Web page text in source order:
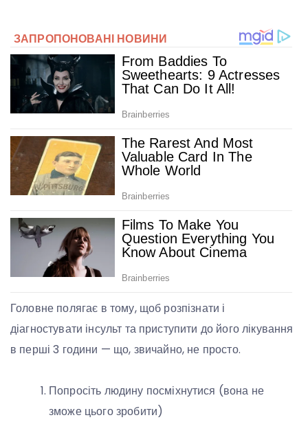
Головне полягає в тому, щоб розпізнати і
діагностувати інсульт та приступити до його лікування
в перші 3 години — що, звичайно, не просто.
Попросіть людину посміхнутися (вона не
зможе цього зробити)